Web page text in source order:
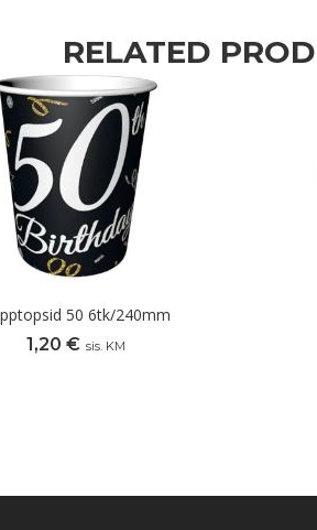
RELATED
50 6tk/240mm
1,20 € sis. KM